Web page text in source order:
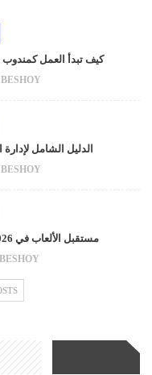
كيف تبدأ العمل
BESHOY
الدليل الشامل
BESHOY
مستقبل الألعاب في 2026 بين Epic Games وPlayStation…
BESHOY